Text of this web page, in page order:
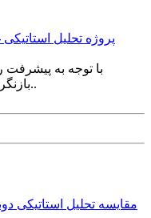
پروژه تحلیل
با توجه به
بازنگری های پی در پی در آیین نامه های تدوی..